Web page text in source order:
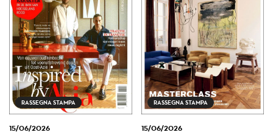
RASSEGNA STAMPA
15/06/2026
RASSEGNA STAMPA
15/06/2026